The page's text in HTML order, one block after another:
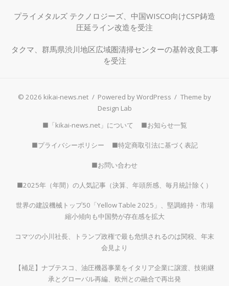
プライメタルズ テクノロジーズ、中国WISCO向けCSP鋳造
圧延ライン改造を受注
タクマ、群馬県渋川地区広域圏清掃センターの基幹改良工事
を受注
© 2026 kikai-news.net / Powered by WordPress / Theme by
Design Lab
■「kikai-news.net」について
■お知らせ一覧
■プライバシーポリシー ■特定商取引法に基づく表記
■お問い合わせ
■2025年（年間）の人気記事（決算、年頭所感、毎月統計除く）
世界の建設機械トップ50「Yellow Table 2025」、堅調維持・市場
縮小傾向も中国勢が存在感を拡大
コマツの小川社長、トランプ政権で最も危惧されるのは関税、年末
会見より
【補足】ナブテスコ、油圧機器事業をイタリア企業に譲渡、技術継
承とグローバル再編、欧州との融合で再出発